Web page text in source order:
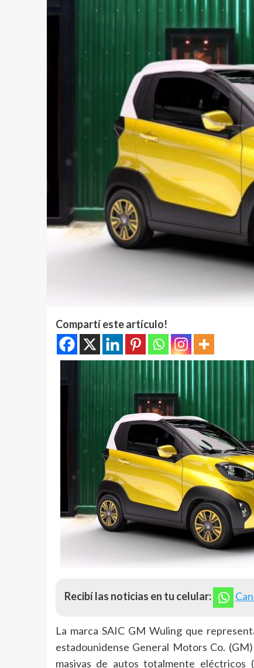
Compartí este artículo!
Recibí las noticias en tu celular:
La marca SAIC GM Wuling que
estadounidense General Motors Co.
masivas de autos totalmente eléctricos